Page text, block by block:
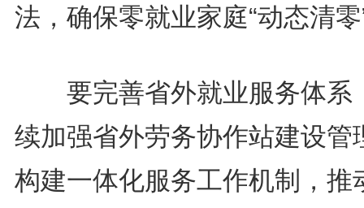
法，确保零就业家庭“动态清零
要完善省外就业服务体系
续加强省外劳务协作站建设管
构建一体化服务工作机制，推